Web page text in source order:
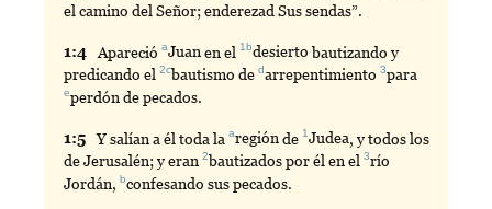
el camino del Señor; enderezad Sus sendas”.
1:4 Apareció aJuanen el1bdesiertobautizando y
predicando el2cbautismo dedarrepentimiento 3para
eperdónde pecados.
1:5 Ysalían a él toda laaregiónde1Judea , y todos los
de Jerusalén; y eran2bautizadospor él en el3río
Jordán,bconfesando sus pecados.